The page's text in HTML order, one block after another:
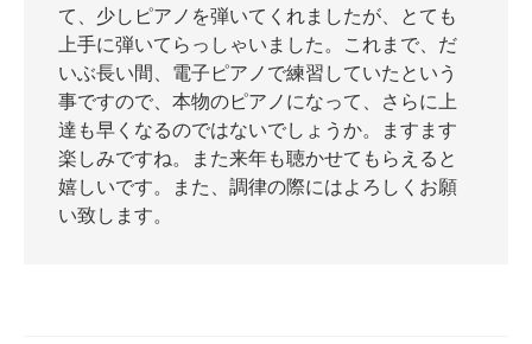
て、少しピアノを弾いてくれましたが、とても
上手に弾いてらっしゃいました。これまで、だ
いぶ長い間、電子ピアノで練習していたという
事ですので、本物のピアノになって、さらに上
達も早くなるのではないでしょうか。ますます
楽しみですね。また来年も聴かせてもらえると
嬉しいです。また、調律の際にはよろしくお願
い致します。